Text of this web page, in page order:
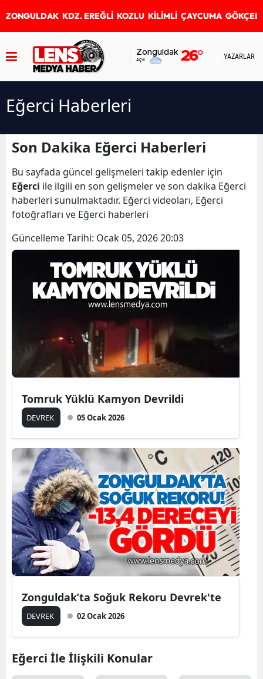
ZONGULDAK KDZ. EREĞLİ KOZLU KİLİMLİ ÇAYCUMA
Zonguldak
Açık 26° YAZARLAR
Eğerci Haberleri
Son Dakika Eğerci Haberleri
Bu sayfada güncel gelişmeleri takip edenler için
Eğerci ile ilgili en son gelişmeler ve son dakika Eğerci
haberleri sunulmaktadır. Eğerci videoları, Eğerci
fotoğrafları ve Eğerci haberleri
Güncelleme Tarihi: Ocak 05, 2026 20:03
Tomruk Yüklü Kamyon Devrildi
DEVREK 05 Ocak 2026
Zonguldak’ta Soğuk Rekoru Devrek'te
DEVREK 02 Ocak 2026
Eğerci İle İlişkili Konular